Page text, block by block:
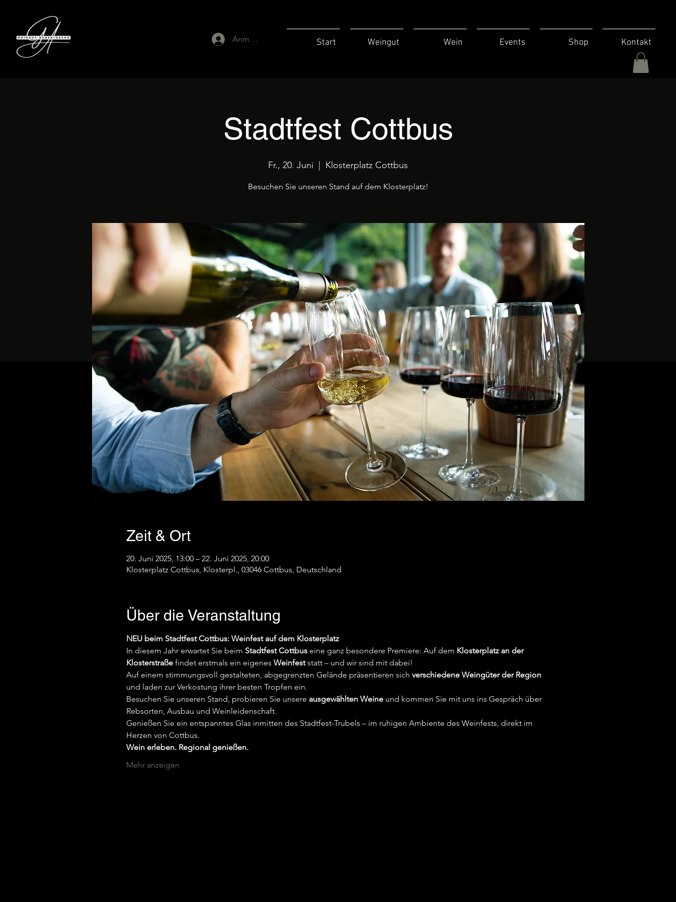
Anmelden Start Weingut Wein Events Shop Kontakt
Stadtfest Cottbus
Fr., 20. Juni
  |
Klosterplatz Cottbus
Besuchen Sie unseren Stand auf dem Klosterplatz!
Zeit & Ort
20. Juni 2025, 13:00 – 22. Juni 2025, 20:00
Klosterplatz Cottbus, Klosterpl., 03046 Cottbus, Deutschland
Über die Veranstaltung
NEU beim Stadtfest Cottbus: Weinfest auf dem Klosterplatz
In diesem Jahr erwartet Sie beim Stadtfest Cottbus eine ganz besondere Premiere: Auf dem Klosterplatz an der
Klosterstraße findet erstmals ein eigenes Weinfest statt – und wir sind mit dabei!
Auf einem stimmungsvoll gestalteten, abgegrenzten Gelände präsentieren sich verschiedene Weingüter der Region
und laden zur Verkostung ihrer besten Tropfen ein.
Besuchen Sie unseren Stand, probieren Sie unsere ausgewählten Weine und kommen Sie mit uns ins Gespräch über
Rebsorten, Ausbau und Weinleidenschaft.
Genießen Sie ein entspanntes Glas inmitten des Stadtfest-Trubels – im ruhigen Ambiente des Weinfests, direkt im
Herzen von Cottbus.
Wein erleben. Regional genießen.
Mehr anzeigen